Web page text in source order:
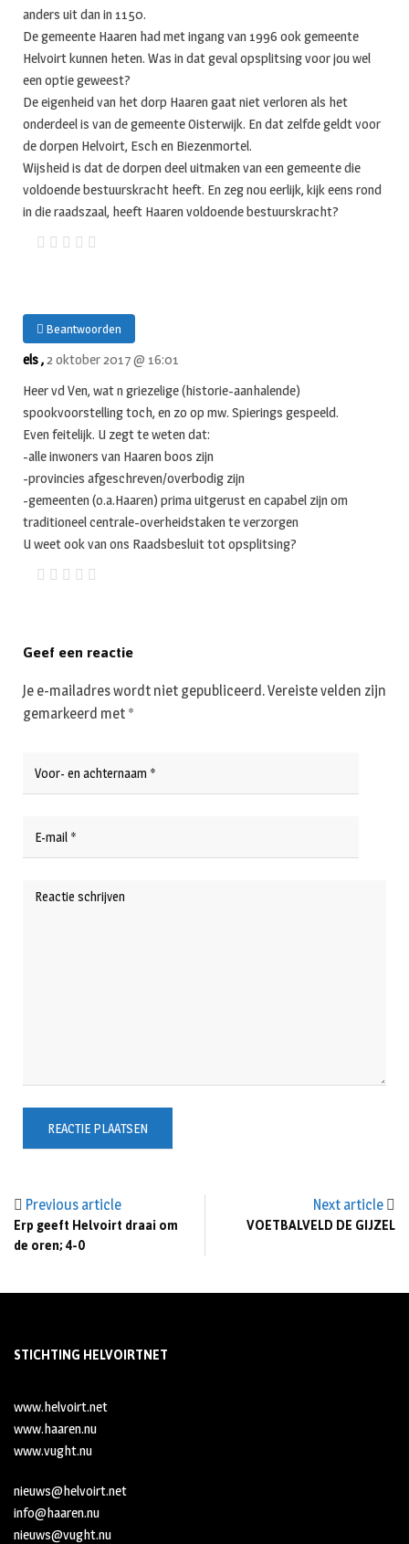
Previous article
Erp geeft Helvoirt draai om
de oren; 4-0
Next article
VOETBALVELD DE GIJZEL
anders uit dan in 1150.
De gemeente Haaren had met ingang van 1996 ook gemeente
Helvoirt kunnen heten. Was in dat geval opsplitsing voor jou wel
een optie geweest?
De eigenheid van het dorp Haaren gaat niet verloren als het
onderdeel is van de gemeente Oisterwijk. En dat zelfde geldt voor
de dorpen Helvoirt, Esch en Biezenmortel.
Wijsheid is dat de dorpen deel uitmaken van een gemeente die
voldoende bestuurskracht heeft. En zeg nou eerlijk, kijk eens rond
in die raadszaal, heeft Haaren voldoende bestuurskracht?
Beantwoorden
els ,2 oktober 2017 @ 16:01
Heer vd Ven, wat n griezelige (historie-aanhalende)
spookvoorstelling toch, en zo op mw. Spierings gespeeld.
Even feitelijk. U zegt te weten dat:
-alle inwoners van Haaren boos zijn
-provincies afgeschreven/overbodig zijn
-gemeenten (o.a.Haaren) prima uitgerust en capabel zijn om
traditioneel centrale-overheidstaken te verzorgen
U weet ook van ons Raadsbesluit tot opsplitsing?
Geef een reactie
Je e-mailadres wordt niet gepubliceerd.Vereiste velden zijn
gemarkeerd met *
STICHTING HELVOIRTNET
www.helvoirt.net
www.haaren.nu
www.vught.nu
nieuws@helvoirt.net
info@haaren.nu
nieuws@vught.nu